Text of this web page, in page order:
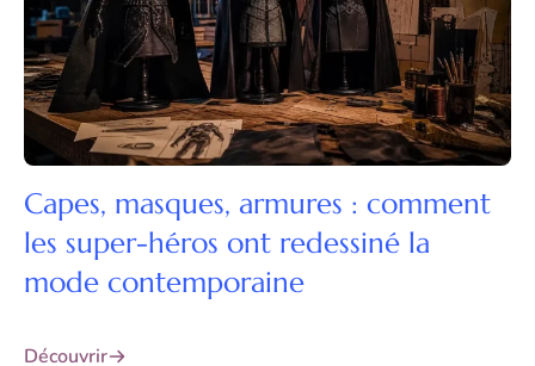
Capes, masques, armures : comment
les super-héros ont redessiné la
mode contemporaine
Découvrir